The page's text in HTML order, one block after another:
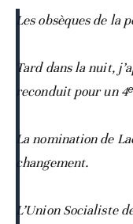
Les obsèques de la
Tard dans la nuit,
reconduit pour un
La nomination de
changement.
L’Union Socialiste